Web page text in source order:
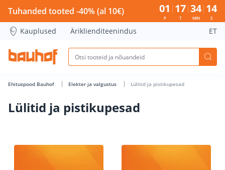
Lülitid ja pistikupesad - Bauhof has loaded
Tuhanded tooted -40% (al 10€) 01
P
17
T
34
MIN
13
S
Kauplused Äriklienditeenindus ET
Ehituspood Bauhof Elekter ja valgustus Lülitid ja pistikupesad
Lülitid ja pistikupesad